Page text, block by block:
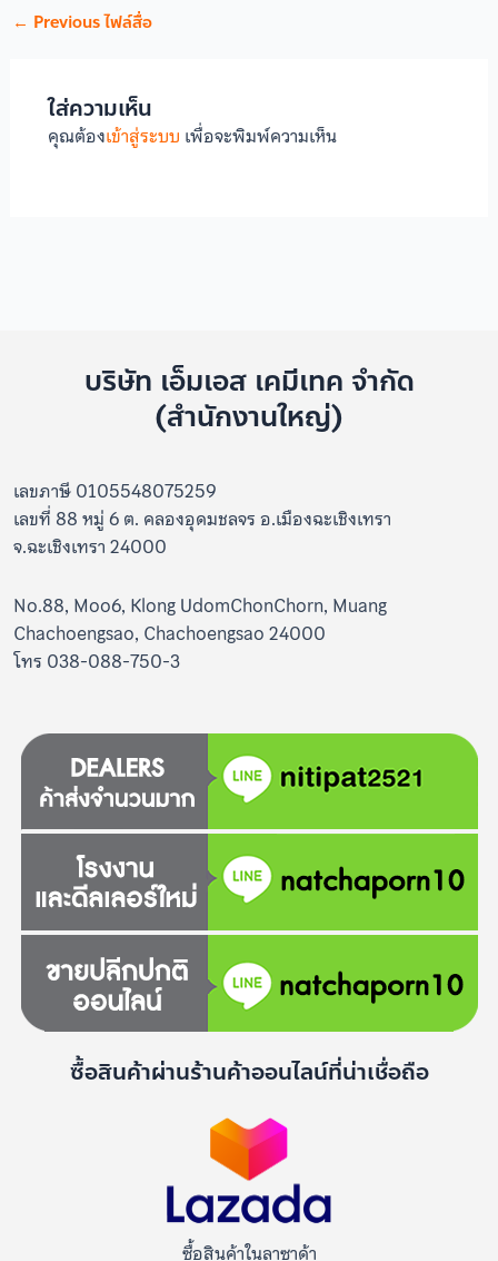
← Previous ไฟล์สื่อ
ใส่ความเห็น
คุณต้องเข้าสู่ระบบ เพื่อจะพิมพ์ความเห็น
บริษัท เอ็มเอส เคมีเทค จำกัด
(สำนักงานใหญ่)
เลขภาษี 0105548075259
เลขที่ 88 หมู่ 6 ต. คลองอุดมชลจร อ.เมืองฉะเชิงเทรา
จ.ฉะเชิงเทรา 24000
No.88, Moo6, Klong UdomChonChorn, Muang
Chachoengsao, Chachoengsao 24000
โทร 038-088-750-3
ซื้อสินค้าผ่านร้านค้าออนไลน์ที่น่าเชื่อถือ
ซื้อสินค้าในลาซาด้า